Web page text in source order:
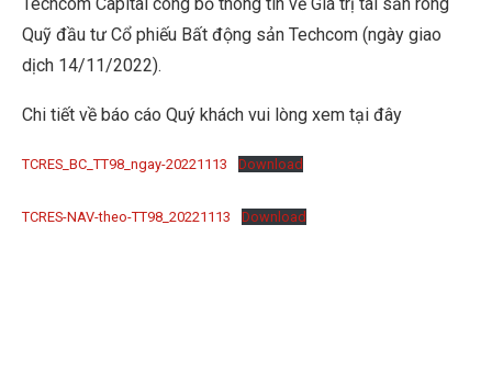
Quỹ đầu tư Cổ phiếu Bất động sản Techcom (ngày giao
dịch 14/11/2022).
Chi tiết về báo cáo Quý khách vui lòng xem tại đây
TCRES_BC_TT98_ngay-20221113 Download
TCRES-NAV-theo-TT98_20221113 Download